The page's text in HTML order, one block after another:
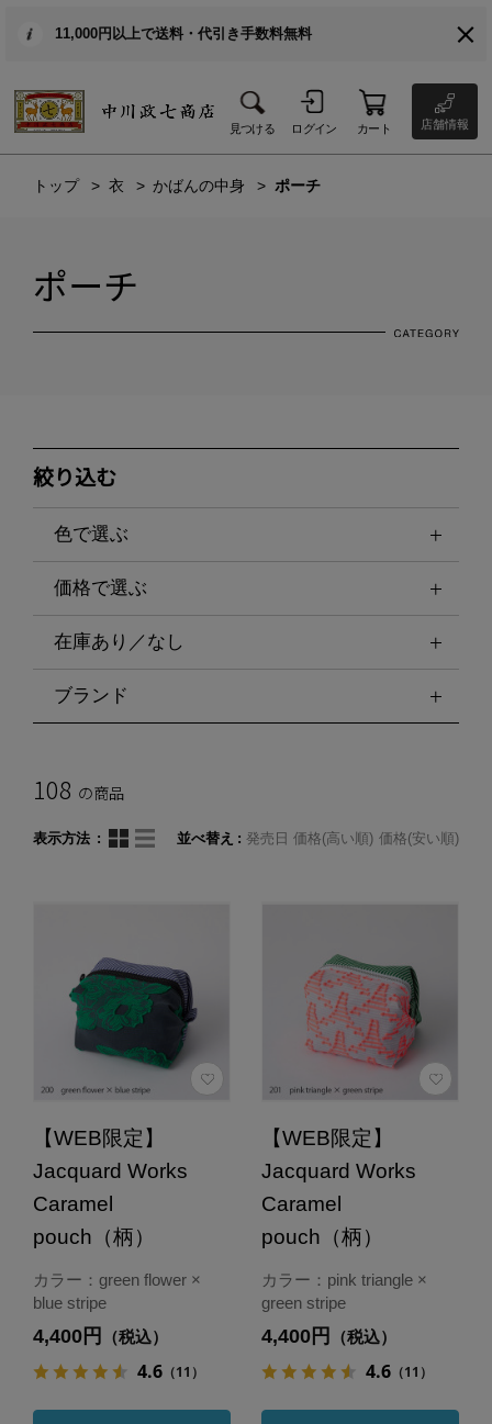
11,000円以上で送料・代引き手数料無料
見つける ログイン カート 店舗情報
トップ 衣 かばんの中身 ポーチ
ポーチ
絞り込む
色で選ぶ
価格で選ぶ
在庫あり／なし
ブランド
108 の商品
表示方法 並べ替え 発売日 価格(高い順) 価格(安い順)
【WEB限定】
Jacquard Works
Caramel
pouch（柄）
カラー：green flower ×
blue stripe
4,400円 （税込）
4.6（11）
【WEB限定】
Jacquard Works
Caramel
pouch（柄）
カラー：pink triangle ×
green stripe
4,400円 （税込）
4.6（11）